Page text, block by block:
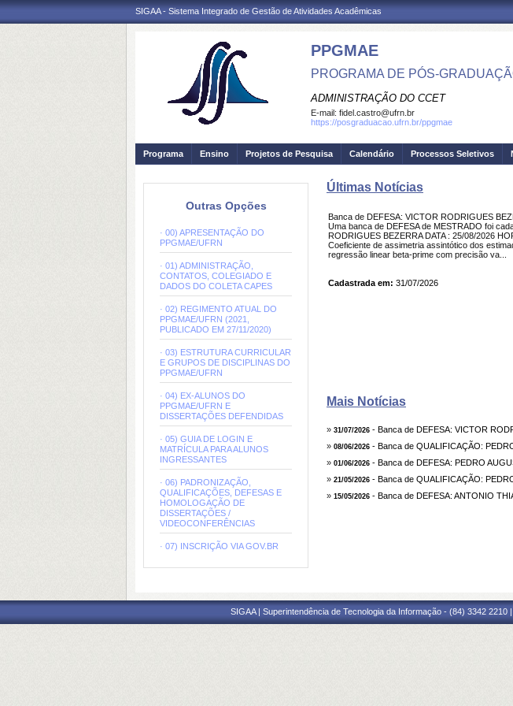
SIGAA - Sistema Integrado de Gestão de Atividades Acadêmicas
PPGMAE
PROGRAMA DE PÓS-
ADMINISTRAÇÃO DO CCET
E-mail: fidel.castro@ufrn.br
https://posgraduacao.ufrn.br/ppgmae
Programa Ensino Projetos de Pesquisa Calendário Processos Seletivos
Outras Opções
· 00) APRESENTAÇÃO DO
PPGMAE/UFRN
· 01) ADMINISTRAÇÃO,
CONTATOS, COLEGIADO E
DADOS DO COLETA CAPES
· 02) REGIMENTO ATUAL DO
PPGMAE/UFRN (2021,
PUBLICADO EM 27/11/2020)
· 03) ESTRUTURA CURRICULAR
E GRUPOS DE DISCIPLINAS DO
PPGMAE/UFRN
· 04) EX-ALUNOS DO
PPGMAE/UFRN E
DISSERTAÇÕES DEFENDIDAS
· 05) GUIA DE LOGIN E
MATRÍCULA PARA ALUNOS
INGRESSANTES
· 06) PADRONIZAÇÃO,
QUALIFICAÇÕES, DEFESAS E
HOMOLOGAÇÃO DE
DISSERTAÇÕES /
VIDEOCONFERÊNCIAS
· 07) INSCRIÇÃO VIA GOV.BR
Últimas Notícias
Banca de DEFESA: VICTOR RODRIGUES
Uma banca de DEFESA de MESTRADO foi
RODRIGUES BEZERRA DATA : 25/08/2026
Coeficiente de assimetria assintótico dos
regressão linear beta-prime com precisão va...
Cadastrada em: 31/07/2026
Mais Notícias
» 31/07/2026 - Banca de DEFESA: VICTOR
» 08/06/2026 - Banca de QUALIFICAÇÃO:
» 01/06/2026 - Banca de DEFESA: PEDRO
» 21/05/2026 - Banca de QUALIFICAÇÃO:
» 15/05/2026 - Banca de DEFESA: ANTONIO
SIGAA | Superintendência de Tecnologia da Informação - (84) 3342